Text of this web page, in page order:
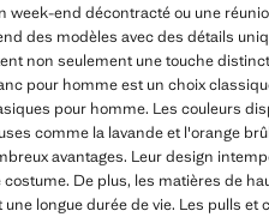
week-end décontracté ou une
des modèles avec des détails
non seulement une touche
pour homme est un choix
pour homme. Les couleurs
comme la lavande et l'orange
avantages. Leur design
De plus, les matières de
longue durée de vie. Les pulls